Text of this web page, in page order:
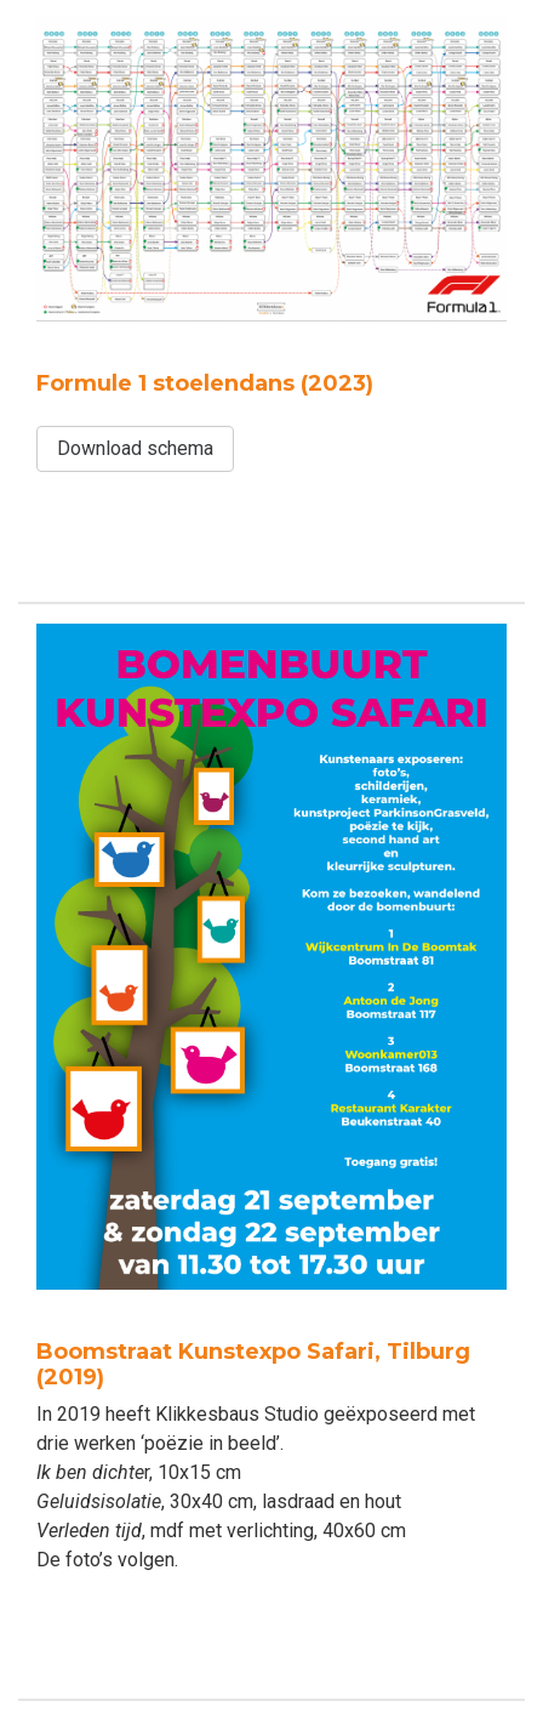
Formule 1 stoelendans (2023)
Download schema
Boomstraat Kunstexpo Safari, Tilburg
(2019)
In 2019 heeft Klikkesbaus Studio geëxposeerd met
drie werken ‘poëzie in beeld’.
Ik ben dichter, 10x15 cm
Geluidsisolatie, 30x40 cm, lasdraad en hout
Verleden tijd, mdf met verlichting, 40x60 cm
De foto’s volgen.